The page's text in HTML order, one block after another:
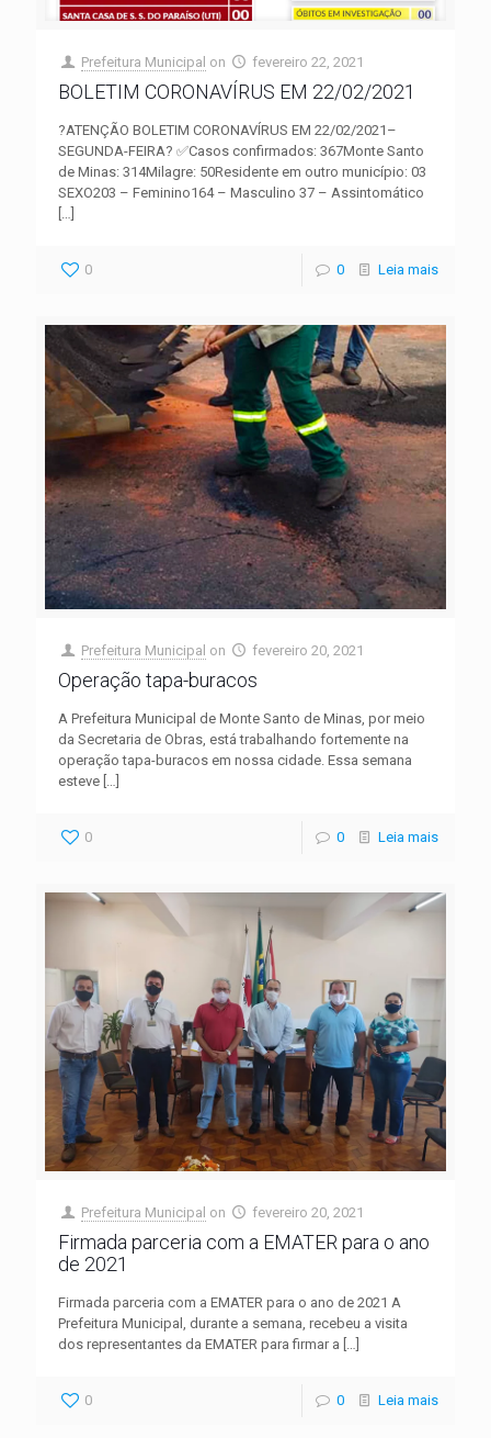
Prefeitura Municipal on fevereiro 22, 2021
BOLETIM CORONAVÍRUS EM 22/02/2021
?ATENÇÃO BOLETIM CORONAVÍRUS EM 22/02/2021–
SEGUNDA-FEIRA? ✅Casos confirmados: 367Monte Santo
de Minas: 314Milagre: 50Residente em outro município: 03
SEXO203 – Feminino164 – Masculino 37 – Assintomático
0 0 Leia mais
Prefeitura Municipal on fevereiro 20, 2021
Operação tapa-buracos
A Prefeitura Municipal de Monte Santo de Minas, por meio
da Secretaria de Obras, está trabalhando fortemente na
operação tapa-buracos em nossa cidade. Essa semana
esteve […]
0 0 Leia mais
Prefeitura Municipal on fevereiro 20, 2021
Firmada parceria com a EMATER para o ano
de 2021
Firmada parceria com a EMATER para o ano de 2021 A
Prefeitura Municipal, durante a semana, recebeu a visita
dos representantes da EMATER para firmar a […]
0 0 Leia mais